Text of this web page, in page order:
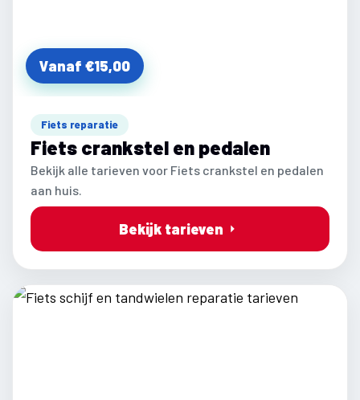
Vanaf €15,00
Fiets reparatie
Fiets crankstel en pedalen
Bekijk alle tarieven voor Fiets crankstel en pedalen
aan huis.
Bekijk tarieven